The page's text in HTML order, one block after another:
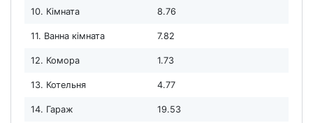
10. Кімната 8.76
11. Ванна кімната 7.82
12. Комора 1.73
13. Котельня 4.77
14. Гараж 19.53